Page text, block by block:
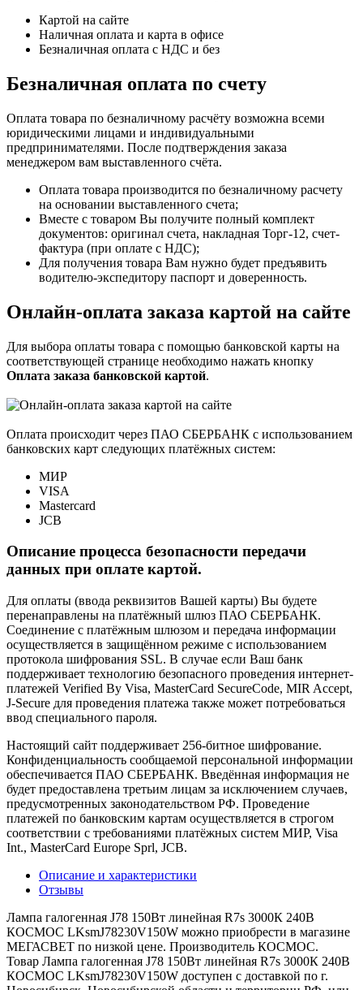
Картой на сайте
Наличная оплата и карта в офисе
Безналичная оплата с НДС и без
Безналичная оплата по счету
Оплата товара по безналичному расчёту возможна всеми
юридическими лицами и индивидуальными
предпринимателями. После подтверждения заказа
менеджером вам выставленного счёта.
Оплата товара производится по безналичному расчету
на основании выставленного счета;
Вместе с товаром Вы получите полный комплект
документов: оригинал счета, накладная Торг-12, счет-
фактура (при оплате с НДС);
Для получения товара Вам нужно будет предъявить
водителю-экспедитору паспорт и доверенность.
Онлайн-оплата заказа картой на сайте
Для выбора оплаты товара с помощью банковской карты на
соответствующей странице необходимо нажать кнопку
Оплата заказа банковской картой.
Оплата происходит через ПАО СБЕРБАНК с использованием
банковских карт следующих платёжных систем:
МИР
VISA
Mastercard
JCB
Описание процесса безопасности передачи
данных при оплате картой.
Для оплаты (ввода реквизитов Вашей карты) Вы будете
перенаправлены на платёжный шлюз ПАО СБЕРБАНК.
Соединение с платёжным шлюзом и передача информации
осуществляется в защищённом режиме с использованием
протокола шифрования SSL. В случае если Ваш банк
поддерживает технологию безопасного проведения интернет-
платежей Verified By Visa, MasterCard SecureCode, MIR Accept,
J-Secure для проведения платежа также может потребоваться
ввод специального пароля.
Настоящий сайт поддерживает 256-битное шифрование.
Конфиденциальность сообщаемой персональной информации
обеспечивается ПАО СБЕРБАНК. Введённая информация не
будет предоставлена третьим лицам за исключением случаев,
предусмотренных законодательством РФ. Проведение
платежей по банковским картам осуществляется в строгом
соответствии с требованиями платёжных систем МИР, Visa
Int., MasterCard Europe Sprl, JCB.
Описание и характеристики
Отзывы
Лампа галогенная J78 150Вт линейная R7s 3000К 240В
КОСМОС LKsmJ78230V150W можно приобрести в магазине
МЕГАСВЕТ по низкой цене. Производитель КОСМОС.
Товар Лампа галогенная J78 150Вт линейная R7s 3000К 240В
КОСМОС LKsmJ78230V150W доступен с доставкой по г.